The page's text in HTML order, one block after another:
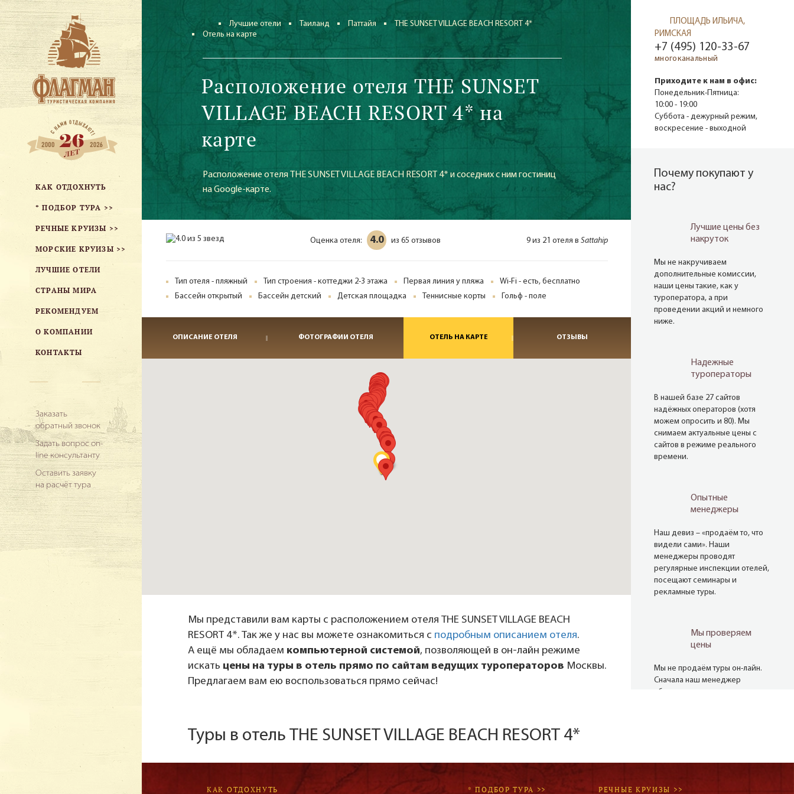
КАК ОТДОХНУТЬ
* ПОДБОР ТУРА >>
РЕЧНЫЕ КРУИЗЫ >>
МОРСКИЕ КРУИЗЫ >>
ЛУЧШИЕ ОТЕЛИ
СТРАНЫ МИРА
РЕКОМЕНДУЕМ
О КОМПАНИИ
КОНТАКТЫ
Заказать
обратный звонок
Задать вопрос on-
line консультанту
Оставить заявку
на расчёт тура
Лучшие отели Таиланд Паттайя
THE SUNSET VILLAGE BEACH RESORT 4*
Отель на карте
Расположение отеля THE SUNSET
VILLAGE BEACH RESORT 4* на
карте
Расположение отеля THE SUNSET VILLAGE BEACH RESORT 4* и соседних с ним гостиниц
на Google-карте.
Оценка отеля: 4.0 из 65 отзывов 9 из 21 отеля в Sattahip
Тип отеля - пляжный Тип строения - коттеджи 2-3 этажа Первая линия у пляжа
Wi-Fi - есть, бесплатно
Бассейн открытый
Бассейн детский Детская площадка Теннисные корты Гольф - поле
ОПИСАНИЕ ОТЕЛЯ ФОТОГРАФИИ ОТЕЛЯ ОТЕЛЬ НА КАРТЕ ОТЗЫВЫ
Мы представили вам карты с расположением отеля THE SUNSET VILLAGE BEACH
RESORT 4*. Так же у нас вы можете ознакомиться с подробным описанием отеля.
А ещё мы обладаем компьютерной системой, позволяющей в он-лайн режиме
искать цены на туры в отель прямо по сайтам ведущих туроператоров Москвы.
Предлагаем вам ею воспользоваться прямо сейчас!
ПЛОЩАДЬ ИЛЬИЧА,
РИМСКАЯ
+7 (495) 120-33-67
многоканальный
Приходите к нам в офис:
Понедельник-Пятница:
10:00 - 19:00
Суббота - дежурный режим,
воскресение - выходной
Почему покупают у
нас?
Лучшие цены без
накруток
Мы не накручиваем
дополнительные комиссии,
наши цены такие, как у
туроператора, а при
проведении акций и немного
ниже.
Надежные
туроператоры
В нашей базе 27 сайтов
надёжных операторов (хотя
можем опросить и 80). Мы
снимаем актуальные цены с
сайтов в режиме реального
времени.
Опытные
менеджеры
Наш девиз – «продаём то, что
видели сами». Наши
менеджеры проводят
регулярные инспекции отелей,
посещают семинары и
рекламные туры.
Мы проверяем
цены
Мы не продаём туры он-лайн.
Сначала наш менеджер
убедится в наличии тура по
Туры в отель THE SUNSET VILLAGE BEACH RESORT 4*
КАК ОТДОХНУТЬ
* ПОДБОР ТУРА >>
РЕЧНЫЕ КРУИЗЫ >>